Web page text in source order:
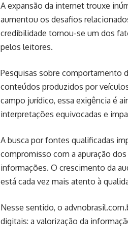
A expansão da internet trouxe
aumentou os desafios
credibilidade tornou-se um dos
pelos leitores.
Pesquisas sobre comportamento
conteúdos produzidos por
campo jurídico, essa exigência é
interpretações equivocadas e
A busca por fontes qualificadas
compromisso com a apuração
informações. O crescimento da
está cada vez mais atento à
Nesse sentido, o
digitais: a valorização da